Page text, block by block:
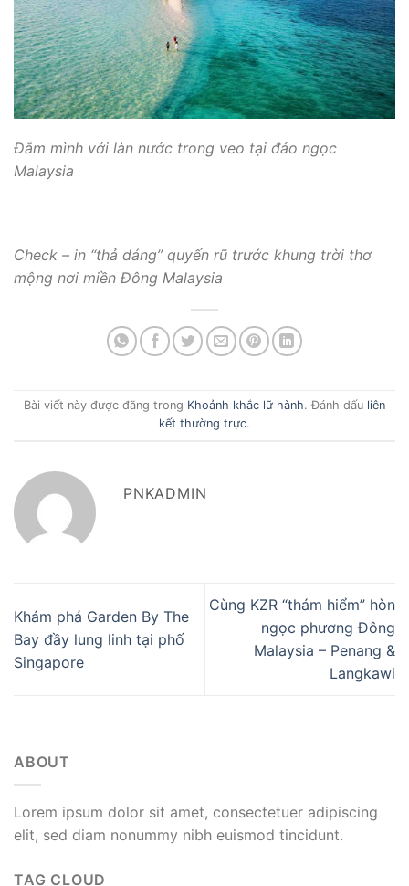
Đắm mình với làn nước trong veo tại đảo ngọc
Malaysia
Check – in “thả dáng” quyến rũ trước khung trời thơ
mộng nơi miền Đông Malaysia
Bài viết này được đăng trong Khoảnh khắc lữ hành. Đánh dấu liên
kết thường trực.
PNKADMIN
Khám phá Garden By The
Bay đầy lung linh tại phố
Singapore
Cùng KZR “thám hiểm” hòn
ngọc phương Đông
Malaysia – Penang &
Langkawi
ABOUT
Lorem ipsum dolor sit amet, consectetuer adipiscing
elit, sed diam nonummy nibh euismod tincidunt.
TAG CLOUD